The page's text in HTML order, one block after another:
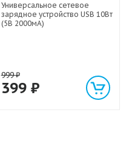
Универсальное сетевое
зарядное устройство USB 10Вт
(5В 2000мА)
999₽
399 ₽